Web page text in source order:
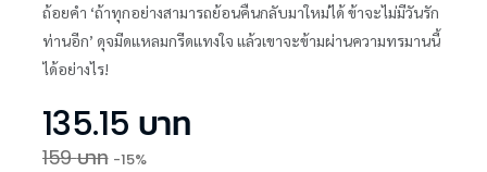
ถ้อยคำ ‘ถ้าทุกอย่างสามารถย้อนคืนกลับมาใหม่ได้ ข้าจะไม่มีวันรัก
ท่านอีก’ ดุจมีดแหลมกรีดแทงใจ แล้วเขาจะข้ามผ่านความทรมานนี้
ได้อย่างไร!
135.15 บาท
159บาท -15%